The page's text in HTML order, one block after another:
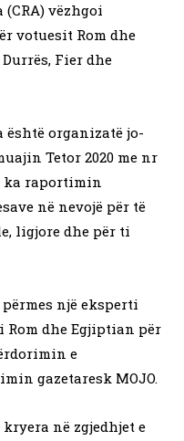
vëzhgoi
votuesit Rom dhe
Fier dhe
është organizatë jo-
Tetor 2020 me nr
ka raportimin
në nevojë për të
ligjore dhe për ti
një eksperti
dhe Egjiptian për
e
gazetaresk MOJO.
në zgjedhjet e